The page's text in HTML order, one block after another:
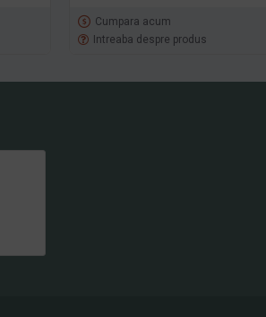
Cumpara acum
Intreaba despre produs